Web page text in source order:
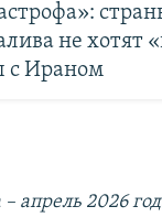
не хотят
с Ираном
апрель 2026